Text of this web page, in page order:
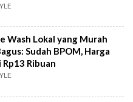
Wash Lokal yang Murah
Sudah BPOM, Harga
Rp13 Ribuan